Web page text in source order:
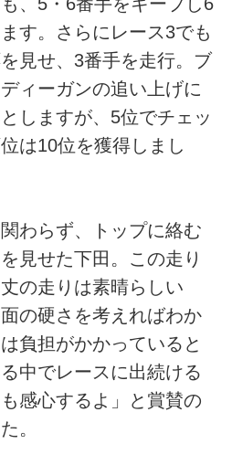
す。さらにレース3でも
見せ、3番手を走行。ブ
ィーガンの追い上げに
しますが、5位でチェッ
は10位を獲得しまし
わらず、トップに絡む
見せた下田。この走り
の走りは素晴らしい
の硬さを考えればわか
負担がかかっていると
中でレースに出続ける
感心するよ」と賞賛の
。